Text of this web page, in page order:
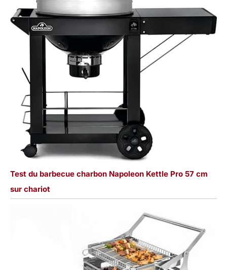
Test du barbecue charbon Napoleon Kettle Pro 57 cm
sur chariot